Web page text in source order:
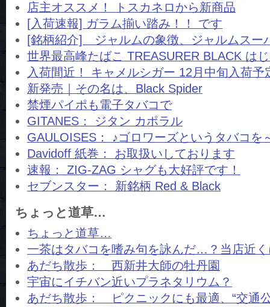
店主オススメ！ トスカネロから新商品
[入荷速報] ガラム揃い踏み！！ です
[銘柄紹介] ジャルムの象徴、ジャルムスー
世界最高峰たばこ TREASURER BLACK は
入荷間近！ キャメルシガー 12月中旬入荷予
新発売｜その名は、Black Spider
禁煙パイポも電子タバコで
GITANES： ジタン カポラル
GAULOISES： ♪ゴロワーズというタバコを
Davidoff 紙巻： お取扱いしております
速報： ZIG-ZAG シャグも大好評です！
セブンスター： 新銘柄 Red & Black
ちょっと道草…
ちょっと道草…
一茶はタバコを嗜み句を詠んだ…？当店近
あだち散歩： 西新井大師の牡丹園
宇宙にイチバン近いプラネタリウム？
あだち散歩： ピクニックにも最適、“交通